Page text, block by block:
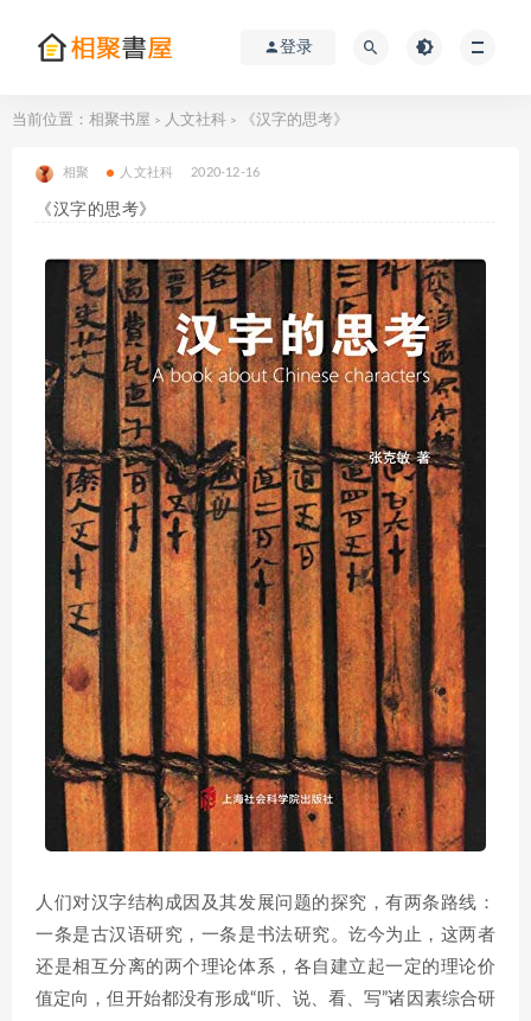
登录
当前位置： 相聚书屋 > 人文社科 > 《汉字的思考》
相聚 人文社科 2020-12-16
《汉字的思考》
人们对汉字结构成因及其发展问题的探究，有两条路线：
一条是古汉语研究，一条是书法研究。讫今为止，这两者
还是相互分离的两个理论体系，各自建立起一定的理论价
值定向，但开始都没有形成“听、说、看、写”诸因素综合研